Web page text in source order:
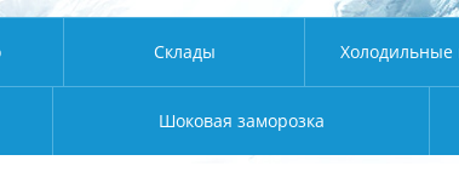
Склады Холодильные
Шоковая заморозка